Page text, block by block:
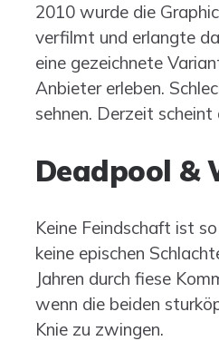
2010 wurde die
verfilmt und erlangte
eine gezeichnete
Anbieter erleben.
sehnen. Derzeit scheint
Deadpool &
Keine Feindschaft ist
keine epischen
Jahren durch fiese
wenn die beiden
Knie zu zwingen.